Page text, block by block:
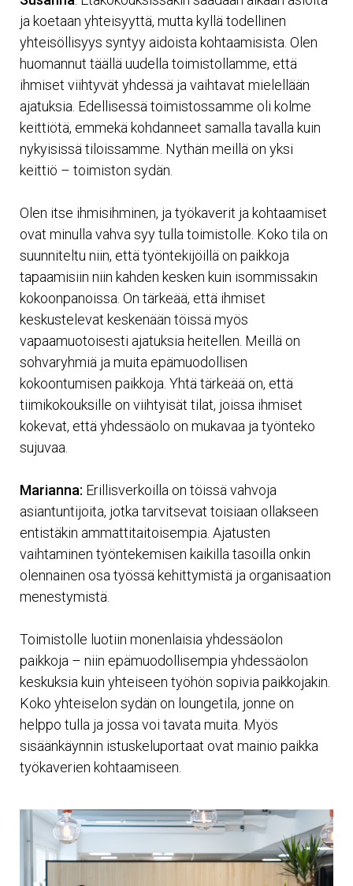
ja koetaan yhteisyyttä, mutta kyllä todellinen
yhteisöllisyys syntyy aidoista kohtaamisista. Olen
huomannut täällä uudella toimistollamme, että
ihmiset viihtyvät yhdessä ja vaihtavat mielellään
ajatuksia. Edellisessä toimistossamme oli kolme
keittiötä, emmekä kohdanneet samalla tavalla kuin
nykyisissä tiloissamme. Nythän meillä on yksi
keittiö – toimiston sydän.
Olen itse ihmisihminen, ja työkaverit ja kohtaamiset
ovat minulla vahva syy tulla toimistolle. Koko tila on
suunniteltu niin, että työntekijöillä on paikkoja
tapaamisiin niin kahden kesken kuin isommissakin
kokoonpanoissa. On tärkeää, että ihmiset
keskustelevat keskenään töissä myös
vapaamuotoisesti ajatuksia heitellen. Meillä on
sohvaryhmiä ja muita epämuodollisen
kokoontumisen paikkoja. Yhtä tärkeää on, että
tiimikokouksille on viihtyisät tilat, joissa ihmiset
kokevat, että yhdessäolo on mukavaa ja työnteko
sujuvaa.
Marianna: Erillisverkoilla on töissä vahvoja
asiantuntijoita, jotka tarvitsevat toisiaan ollakseen
entistäkin ammattitaitoisempia. Ajatusten
vaihtaminen työntekemisen kaikilla tasoilla onkin
olennainen osa työssä kehittymistä ja organisaation
menestymistä.
Toimistolle luotiin monenlaisia yhdessäolon
paikkoja – niin epämuodollisempia yhdessäolon
keskuksia kuin yhteiseen työhön sopivia paikkojakin.
Koko yhteiselon sydän on loungetila, jonne on
helppo tulla ja jossa voi tavata muita. Myös
sisäänkäynnin istuskeluportaat ovat mainio paikka
työkaverien kohtaamiseen.